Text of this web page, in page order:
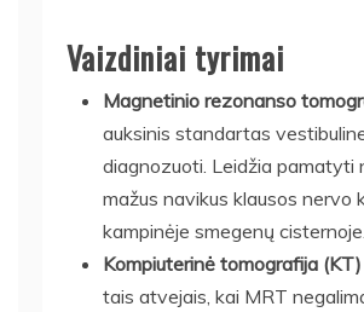
Vaizdiniai tyrimai
Magnetinio rezonanso
auksinis standartas
diagnozuoti. Leidžia pamatyti
mažus navikus klausos nervo
kampinėje smegenų cisternoje.
Kompiuterinė tomografija (KT)
tais atvejais, kai MRT